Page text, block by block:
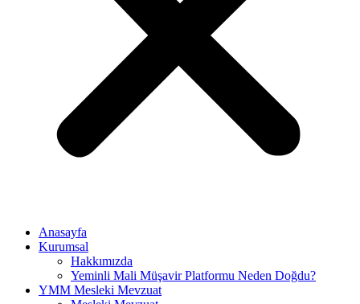
Anasayfa
Kurumsal
Hakkımızda
Yeminli Mali Müşavir Platformu Neden Doğdu?
YMM Mesleki Mevzuat